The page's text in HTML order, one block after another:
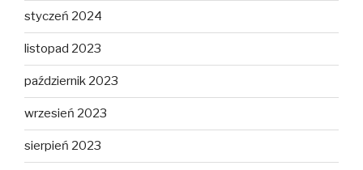
styczeń 2024
listopad 2023
październik 2023
wrzesień 2023
sierpień 2023